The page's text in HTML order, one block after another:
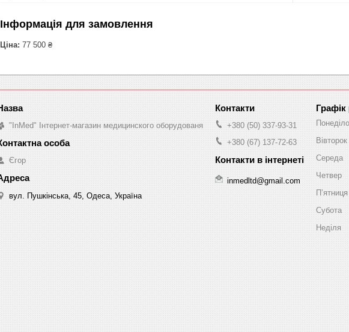
Інформація для замовлення
Ціна: 77 500 ₴
"InMed" Інтернет-магазин медицинского оборудованя
Єгор
вул. Пушкінська, 45, Одеса, Україна
+380 (50) 337-93-31
+380 (67) 137-72-63
inmedltd@gmail.com
Вівторок
Середа
Четвер
Пʼятниця
Субота
Неділя